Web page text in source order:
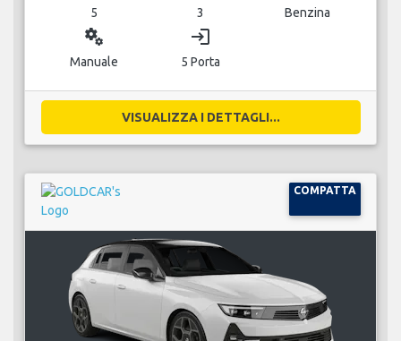
5 3 Benzina
miscellaneous_services
Manuale
login
5 Porta
VISUALIZZA I DETTAGLI...
COMPATTA